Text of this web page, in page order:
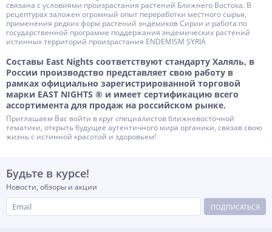
связана с условиями произрастания растений Ближнего Востока. В
рецептурах заложен огромный опыт переработки местного сырья,
применения редких форм растений эндемиков Сирии и работа по
государственной программе поддержания эндемических растений
истинных территорий произрастания ENDEMISM SYRIA
Составы East Nights соответствуют стандарту Халяль, в
России производство представляет свою работу в
рамках официально зарегистрированной торговой
марки EAST NIGHTS ® и имеет сертификацию всего
ассортимента для продаж на российском рынке.
Приглашаем Вас войти в круг специалистов ближневосточной
тематики, открыть будущее аутентичного мира органики, связав свою
жизнь с истинной красотой и здоровьем!
Будьте в курсе!
Новости, обзоры и акции
ПОДПИСАТЬСЯ